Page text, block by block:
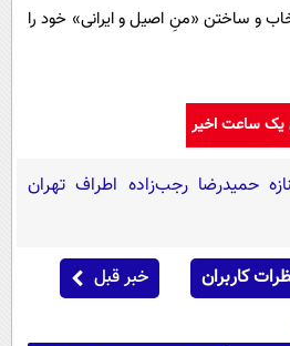
و ساختن «منِ اصیل و ایرانی» خود را
یک ساعت اخیر
حمیدرضا رجب‌زاده اطراف تهران
کاربران خبر قبل